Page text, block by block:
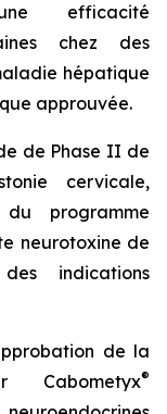
efficacité
chez des
hépatique
approuvée.
de Phase II de
cervicale,
programme
neurotoxine de
indications
de la
Cabometyx®